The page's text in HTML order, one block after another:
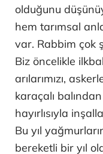
olduğunu
hem tarımsal
var. Rabbim çok
Biz öncelikle
arılarımızı,
karaçalı
hayırlısıyla
Bu yıl
bereketli bir yıl